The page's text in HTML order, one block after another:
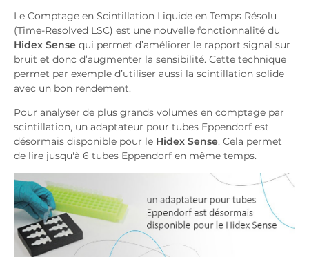
Le Comptage en Scintillation Liquide en Temps Résolu
(Time-Resolved LSC) est une nouvelle fonctionnalité du
Hidex Sense qui permet d’améliorer le rapport signal sur
bruit et donc d’augmenter la sensibilité. Cette technique
permet par exemple d’utiliser aussi la scintillation solide
avec un bon rendement.
Pour analyser de plus grands volumes en comptage par
scintillation, un adaptateur pour tubes Eppendorf est
désormais disponible pour le Hidex Sense. Cela permet
de lire jusqu'à 6 tubes Eppendorf en même temps.